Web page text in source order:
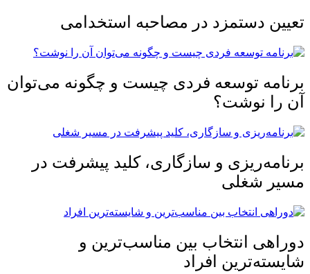
تعیین دستمزد در مصاحبه استخدامی
برنامه توسعه فردی چیست و چگونه می‌توان
آن را نوشت؟
برنامه‌ریزی و سازگاری، کلید پیشرفت در
مسیر شغلی
دوراهی انتخاب بین مناسب‌ترین و
شایسته‌ترین افراد